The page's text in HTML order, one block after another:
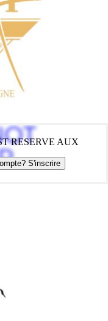
RESERVE AUX
S'inscrire